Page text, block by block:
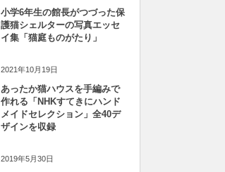
小学6年生の館長がつづった保
護猫シェルターの写真エッセ
イ集「猫庭ものがたり」
2021年10月19日
あったか猫ハウスを手編みで
作れる「NHKすてきにハンド
メイドセレクション」全40デ
ザインを収録
2019年5月30日